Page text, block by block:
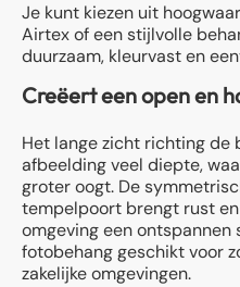
Je kunt kiezen uit
Airtex of een stijlvolle
duurzaam, kleurvast en
Creëert een open en
Het lange zicht richting de
afbeelding veel diepte,
groter oogt. De
tempelpoort brengt rust
omgeving een
fotobehang geschikt voor
zakelijke omgevingen.